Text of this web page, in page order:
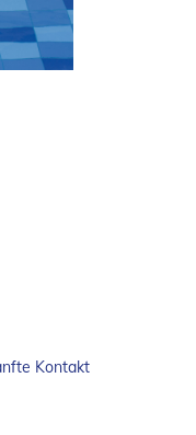
Kontakt